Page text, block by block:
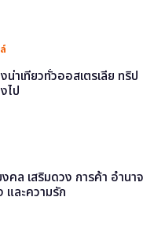
น่าเที่ยวทั่วออสเตรเลีย ทริป
ไป
คล เสริมดวง การค้า อำนาจ
และความรัก